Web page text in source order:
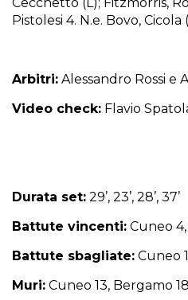
Pistolesi 4. N.e. Bovo,
Arbitri: Alessandro Rossi e
Video check: Flavio
Durata set: 29’, 23’, 28’, 37’
Battute vincenti: Cuneo
Battute sbagliate: Cuneo
Muri: Cuneo 13, Bergamo 18